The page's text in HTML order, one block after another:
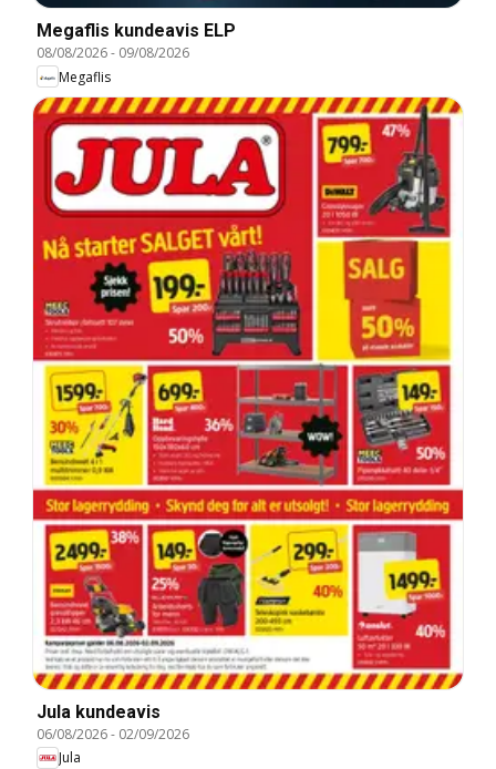
Megaflis kundeavis ELP
08/08/2026- 09/08/2026
Megaflis
Jula kundeavis
06/08/2026- 02/09/2026
Jula